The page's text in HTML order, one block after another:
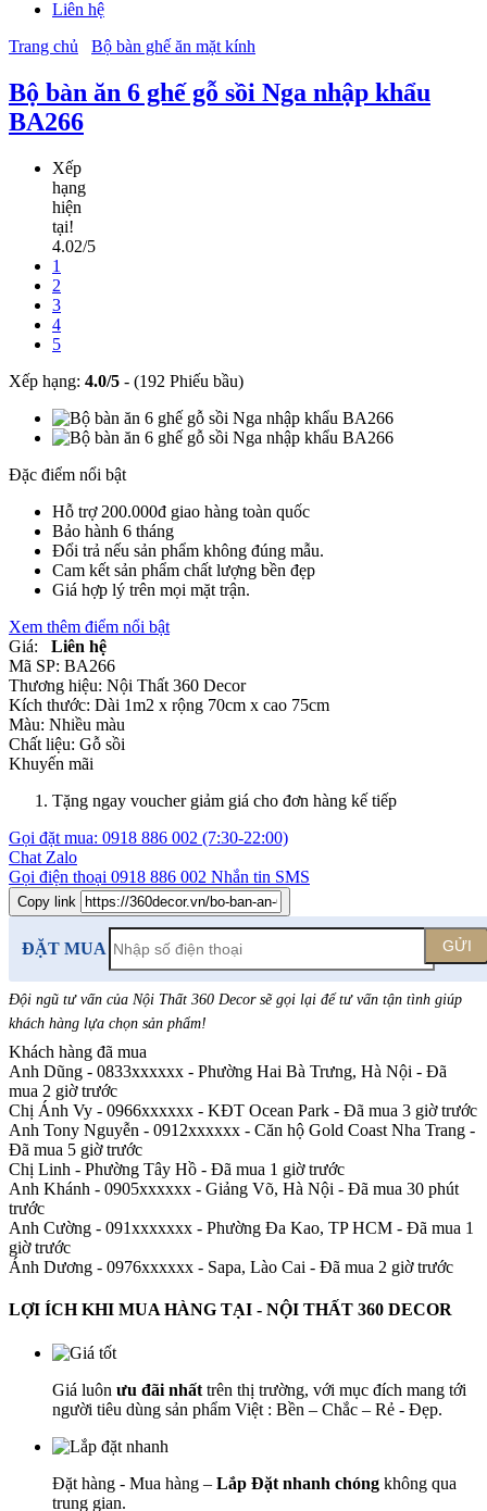
Liên hệ
Trang chủ
Bộ bàn ghế ăn mặt kính
Bộ bàn ăn 6 ghế gỗ sồi Nga nhập khẩu
BA266
Xếp
hạng
hiện
tại!
4.02/5
1
2
3
4
5
Xếp hạng: 4.0/5 - (192 Phiếu bầu)
Đặc điểm nổi bật
Hỗ trợ 200.000đ giao hàng toàn quốc
Bảo hành 6 tháng
Đổi trả nếu sản phẩm không đúng mẫu.
Cam kết sản phẩm chất lượng bền đẹp
Giá hợp lý trên mọi mặt trận.
Xem thêm điểm nổi bật
Giá:
Liên hệ
Mã SP: BA266
Thương hiệu: Nội Thất 360 Decor
Kích thước: Dài 1m2 x rộng 70cm x cao 75cm
Màu: Nhiều màu
Chất liệu: Gỗ sồi
Khuyến mãi
Tặng ngay voucher giảm giá cho đơn hàng kế tiếp
Gọi đặt mua: 0918 886 002 (7:30-22:00)
Chat Zalo
Gọi điện thoại 0918 886 002 Nhắn tin SMS
Copy link
ĐẶT MUA GỬI
Đội ngũ tư vấn của Nội Thất 360 Decor sẽ gọi lại để tư vấn tận tình giúp
khách hàng lựa chọn sản phẩm!
Khách hàng đã mua
Anh Dũng - 0833xxxxxx - Phường Hai Bà Trưng, Hà Nội - Đã
mua 2 giờ trước
Chị Ánh Vy - 0966xxxxxx - KĐT Ocean Park - Đã mua 3 giờ trước
Anh Tony Nguyễn - 0912xxxxxx - Căn hộ Gold Coast Nha Trang -
Đã mua 5 giờ trước
Chị Linh - Phường Tây Hồ - Đã mua 1 giờ trước
Anh Khánh - 0905xxxxxx - Giảng Võ, Hà Nội - Đã mua 30 phút
trước
Anh Cường - 091xxxxxxx - Phường Đa Kao, TP HCM - Đã mua 1
giờ trước
Ánh Dương - 0976xxxxxx - Sapa, Lào Cai - Đã mua 2 giờ trước
LỢI ÍCH KHI MUA HÀNG TẠI - NỘI THẤT 360 DECOR
Giá luôn ưu đãi nhất trên thị trường, với mục đích mang tới
người tiêu dùng sản phẩm Việt : Bền – Chắc – Rẻ - Đẹp.
Đặt hàng - Mua hàng – Lắp Đặt nhanh chóng không qua
trung gian.